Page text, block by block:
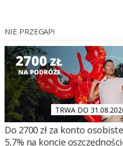
NIE PRZEGAP!
TRWA DO
Do 2700 zł za konto
5,7% na koncie